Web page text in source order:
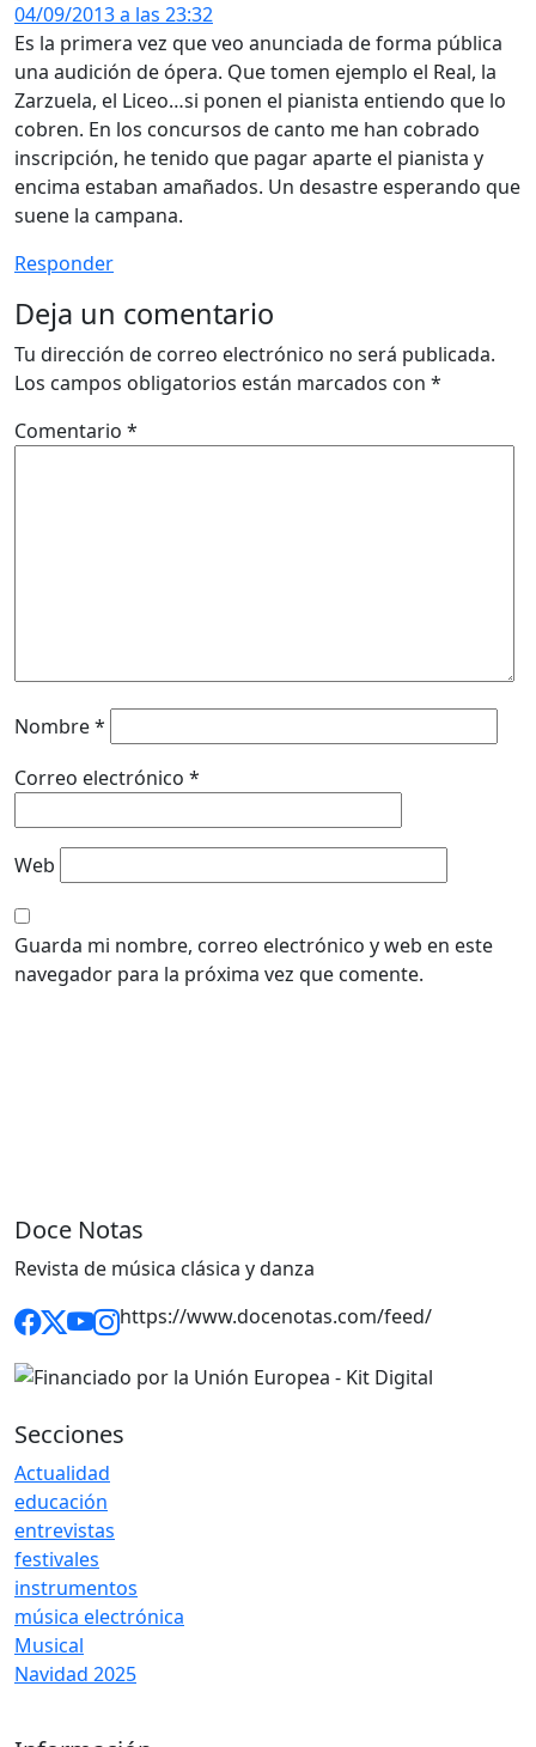
04/09/2013 a las 23:32
Es la primera vez que veo anunciada de forma pública
una audición de ópera. Que tomen ejemplo el Real, la
Zarzuela, el Liceo…si ponen el pianista entiendo que lo
cobren. En los concursos de canto me han cobrado
inscripción, he tenido que pagar aparte el pianista y
encima estaban amañados. Un desastre esperando que
suene la campana.
Responder
Deja un comentario
Tu dirección de correo electrónico no será publicada.
Los campos obligatorios están marcados con *
Comentario *
Nombre*
Correo electrónico *
Web
Guarda mi nombre, correo electrónico y web en este
navegador para la próxima vez que comente.
Doce Notas
Revista de música clásica y danza
https://www.docenotas.com/feed/
Secciones
Actualidad
educación
entrevistas
festivales
instrumentos
música electrónica
Musical
Navidad 2025